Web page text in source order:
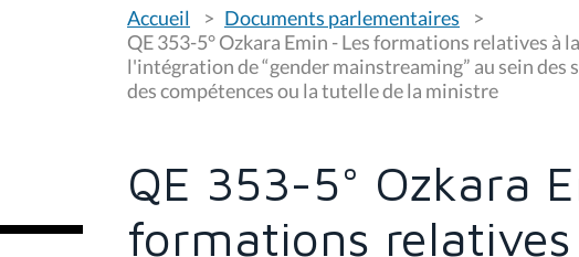
o
u
s
ê
t
Accueil
Documents parlementaires
QE 353-5° Ozkara Emin - Les formations relatives à
l'intégration de “gender mainstreaming” au sein des
des compétences ou la tutelle de la ministre
QE 353-5° Ozkara
formations